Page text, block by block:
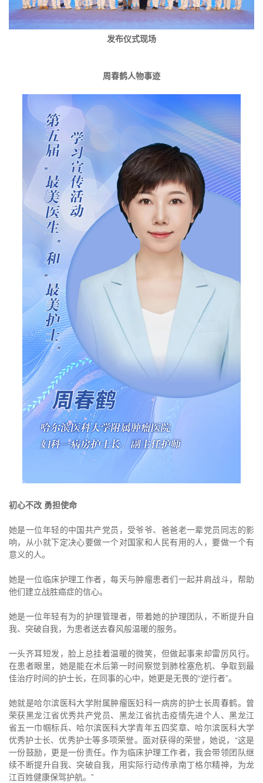
发布仪式现场
周春鹤人物事迹
初心不改 勇担使命
她是一位年轻的中国共产党员，受爷爷、爸爸老一辈党员同志的影
响，从小就下定决心要做一个对国家和人民有用的人，要做一个有
意义的人。
她是一位临床护理工作者，每天与肿瘤患者们一起并肩战斗，帮助
他们建立战胜癌症的信心。
她是一位年轻有为的护理管理者，带着她的护理团队，不断提升自
我、突破自我，为患者送去春风般温暖的服务。
一头齐耳短发，脸上总挂着温暖的微笑，但做起事来却雷厉风行。
在患者眼里，她是能在术后第一时间察觉到肺栓塞危机、争取到最
佳治疗时间的护士长，在同事的心中，她更是无畏的“逆行者”。
她就是哈尔滨医科大学附属肿瘤医妇科一病房的护士长周春鹤。曾
荣获黑龙江省优秀共产党员、黑龙江省抗击疫情先进个人、黑龙江
省五一巾帼标兵、哈尔滨医科大学青年五四奖章、哈尔滨医科大学
优秀护士长、优秀护士等多项荣誉。面对获得的荣誉，她说，“这是
一份鼓励，更是一份责任。作为临床护理工作者，我会带领团队继
续不断提升自我、突破自我，用实际行动传承南丁格尔精神，为龙
江百姓健康保驾护航。”